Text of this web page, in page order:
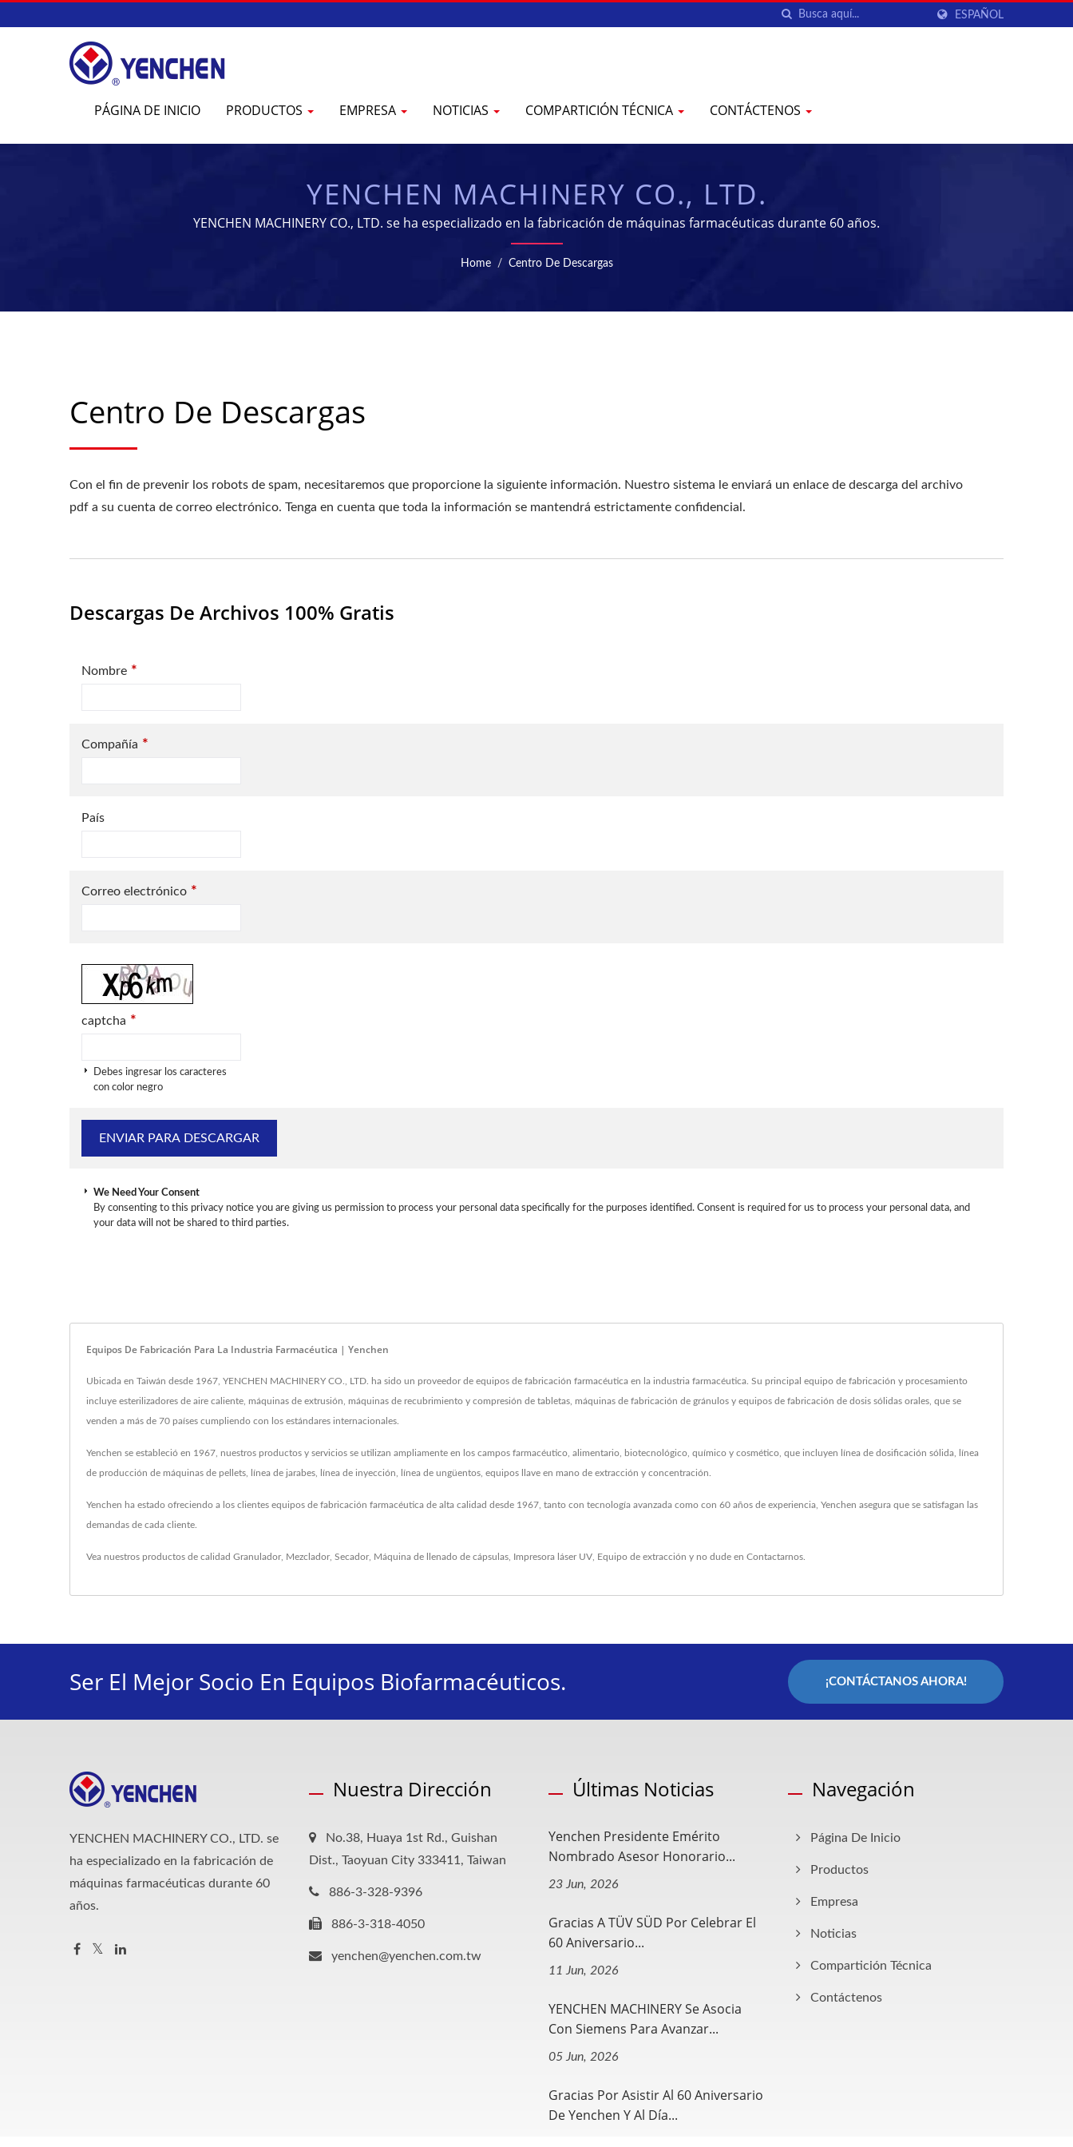
ESPAÑOL
PÁGINA DE INICIO PRODUCTOS EMPRESA NOTICIAS COMPARTICIÓN TÉCNICA CONTÁCTENOS
YENCHEN MACHINERY CO., LTD.
YENCHEN MACHINERY CO., LTD. se ha especializado en la fabricación de máquinas farmacéuticas durante 60 años.
Home / Centro De Descargas
Centro De Descargas
Con el fin de prevenir los robots de spam, necesitaremos que proporcione la siguiente información. Nuestro sistema le enviará un enlace de descarga del archivo
pdf a su cuenta de correo electrónico. Tenga en cuenta que toda la información se mantendrá estrictamente confidencial.
Descargas De Archivos 100% Gratis
Nombre *
Compañía *
País
Correo electrónico *
captcha *
Debes ingresar los caracteres
con color negro
We Need Your Consent
By consenting to this privacy notice you are giving us permission to process your personal data specifically for the purposes identified. Consent is required for us to process your personal data, and
your data will not be shared to third parties.
Equipos De Fabricación Para La Industria Farmacéutica | Yenchen
Ubicada en Taiwán desde 1967, YENCHEN MACHINERY CO., LTD. ha sido un proveedor de equipos de fabricación farmacéutica en la industria farmacéutica. Su principal equipo de fabricación y procesamiento
incluye esterilizadores de aire caliente, máquinas de extrusión, máquinas de recubrimiento y compresión de tabletas, máquinas de fabricación de gránulos y equipos de fabricación de dosis sólidas orales, que se
venden a más de 70 países cumpliendo con los estándares internacionales.
Yenchen se estableció en 1967, nuestros productos y servicios se utilizan ampliamente en los campos farmacéutico, alimentario, biotecnológico, químico y cosmético, que incluyen línea de dosificación sólida, línea
de producción de máquinas de pellets, línea de jarabes, línea de inyección, línea de ungüentos, equipos llave en mano de extracción y concentración.
Yenchen ha estado ofreciendo a los clientes equipos de fabricación farmacéutica de alta calidad desde 1967, tanto con tecnología avanzada como con 60 años de experiencia, Yenchen asegura que se satisfagan las
demandas de cada cliente.
Vea nuestros productos de calidad Granulador, Mezclador, Secador, Máquina de llenado de cápsulas Impresora láser UV Equipo de extracción y no dude en Contactarnos
Ser El Mejor Socio En Equipos Biofarmacéuticos. ¡CONTÁCTANOS AHORA!
YENCHEN MACHINERY CO., LTD. se
ha especializado en la fabricación de
máquinas farmacéuticas durante 60
años.
Nuestra Dirección
No.38, Huaya 1st Rd., Guishan
Dist., Taoyuan City 333411, Taiwan
886-3-328-9396
886-3-318-4050
yenchen@yenchen.com.tw
Últimas Noticias
Yenchen Presidente Emérito
Nombrado Asesor Honorario...
23 Jun, 2026
Gracias A TÜV SÜD Por Celebrar El
60 Aniversario...
11 Jun, 2026
YENCHEN MACHINERY Se Asocia
Con Siemens Para Avanzar...
05 Jun, 2026
Gracias Por Asistir Al 60 Aniversario
De Yenchen Y Al Día...
Navegación
Página De Inicio
Productos
Empresa
Noticias
Compartición Técnica
Contáctenos